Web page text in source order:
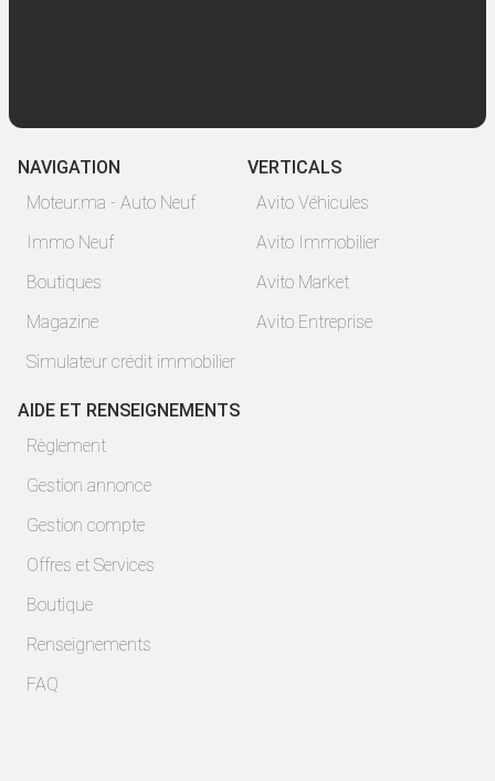
NAVIGATION
Moteur.ma - Auto Neuf
Immo Neuf
Boutiques
Magazine
Simulateur crédit immobilier
VERTICALS
Avito Véhicules
Avito Immobilier
Avito Market
Avito Entreprise
AIDE ET RENSEIGNEMENTS
Règlement
Gestion annonce
Gestion compte
Offres et Services
Boutique
Renseignements
FAQ